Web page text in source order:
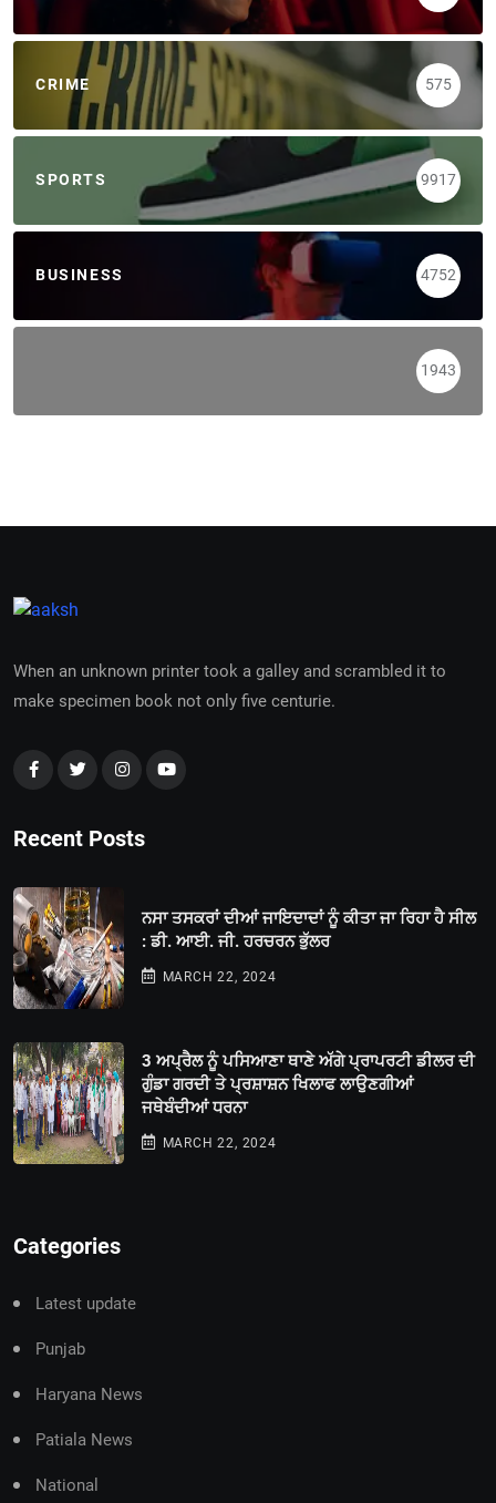
CRIME 575
SPORTS 9917
BUSINESS 4752
1943
When an unknown printer took a galley and scrambled it to
make specimen book not only five centurie.
Recent Posts
ਨਸਾ ਤਸਕਰਾਂ ਦੀਆਂ ਜਾਇਦਾਦਾਂ ਨੂੰ ਕੀਤਾ ਜਾ ਰਿਹਾ ਹੈ ਸੀਲ
: ਡੀ. ਆਈ. ਜੀ. ਹਰਚਰਨ ਭੁੱਲਰ
MARCH 22, 2024
3 ਅਪ੍ਰੈਲ ਨੂੰ ਪਸਿਆਣਾ ਥਾਣੇ ਅੱਗੇ ਪ੍ਰਾਪਰਟੀ ਡੀਲਰ ਦੀ
ਗੁੰਡਾ ਗਰਦੀ ਤੇ ਪ੍ਰਸ਼ਾਸ਼ਨ ਖਿਲਾਫ ਲਾਉਣਗੀਆਂ
ਜਥੇਬੰਦੀਆਂ ਧਰਨਾ
MARCH 22, 2024
Categories
Latest update
Punjab
Haryana News
Patiala News
National